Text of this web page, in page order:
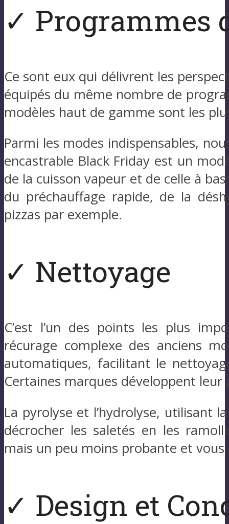
✓ Programmes
Ce sont eux qui délivrent les
équipés du même nombre de
modèles haut de gamme sont les
Parmi les modes indispensables,
encastrable Black Friday est un
de la cuisson vapeur et de celle à
du préchauffage rapide, de la
pizzas par exemple.
✓ Nettoyage
C’est l’un des points les plus
récurage complexe des anciens
automatiques, facilitant le
Certaines marques développent
La pyrolyse et l’hydrolyse, utilisant
décrocher les saletés en les
mais un peu moins probante et
✓ Design et